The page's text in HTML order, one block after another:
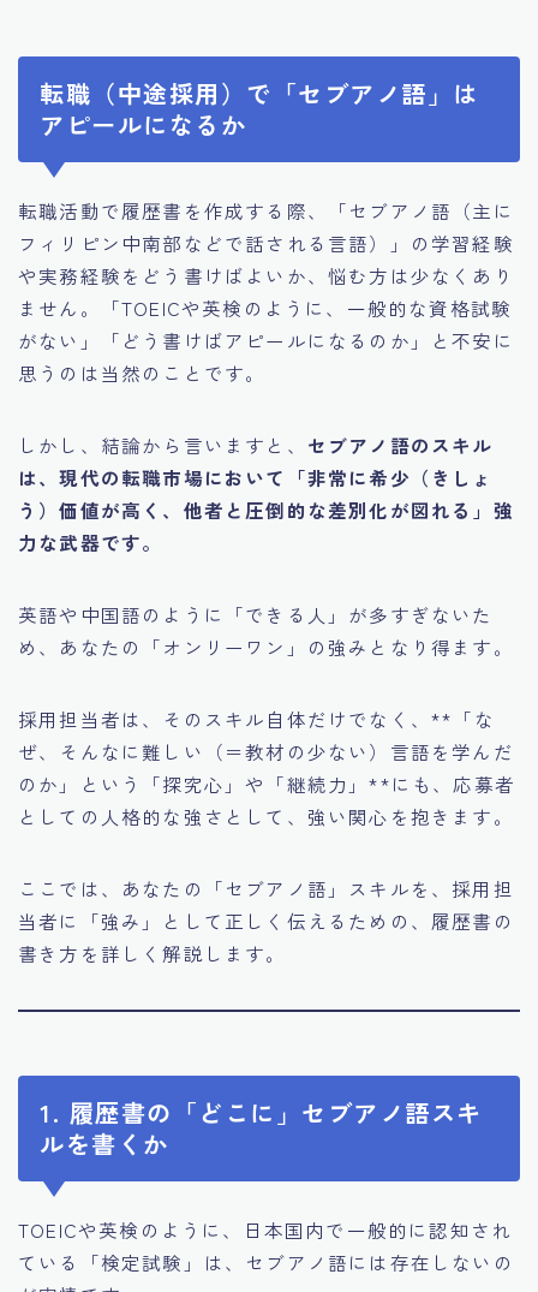
転職（中途採用）で「セブアノ語」は
アピールになるか
転職活動で履歴書を作成する際、「セブアノ語（主に
フィリピン中南部などで話される言語）」の学習経験
や実務経験をどう書けばよいか、悩む方は少なくあり
ません。「TOEICや英検のように、一般的な資格試験
がない」「どう書けばアピールになるのか」と不安に
思うのは当然のことです。
しかし、結論から言いますと、 セブアノ語のスキル
は、現代の転職市場において「非常に希少（きしょ
う）価値が高く、他者と圧倒的な差別化が図れる」強
力な武器です。
英語や中国語のように「できる人」が多すぎないた
め、あなたの「オンリーワン」の強みとなり得ます。
採用担当者は、そのスキル自体だけでなく、**「な
ぜ、そんなに難しい（＝教材の少ない）言語を学んだ
のか」という「探究心」や「継続力」**にも、応募者
としての人格的な強さとして、強い関心を抱きます。
ここでは、あなたの「セブアノ語」スキルを、採用担
当者に「強み」として正しく伝えるための、履歴書の
書き方を詳しく解説します。
1. 履歴書の「どこに」セブアノ語スキ
ルを書くか
TOEICや英検のように、日本国内で一般的に認知され
ている「検定試験」は、セブアノ語には存在しないの